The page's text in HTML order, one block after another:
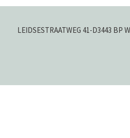
LEIDSESTRAATWEG 41-D3443 BP